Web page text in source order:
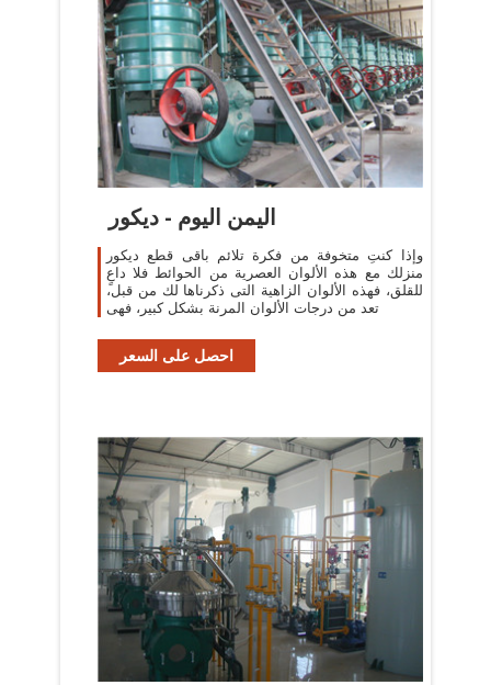
اليمن اليوم - ديكور
وإذا كنتِ متخوفة من فكرة تلائم باقى قطع ديكور
منزلك مع هذه الألوان العصرية من الحوائط فلا داعٍ
للقلق، فهذه الألوان الزاهية التى ذكرناها لك من قبل،
تعد من درجات الألوان المرنة بشكل كبير، فهى
احصل على السعر